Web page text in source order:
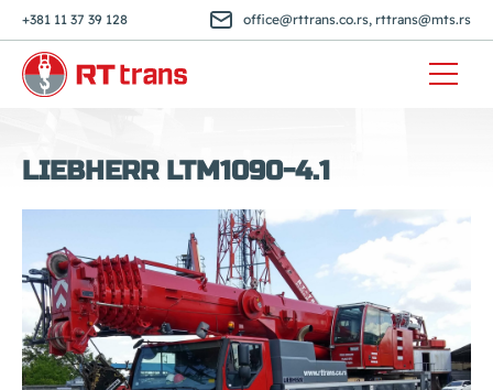
+381 11 37 39 128 office@rttrans.co.rs, rttrans@mts.rs
LIEBHERR LTM1090-4.1